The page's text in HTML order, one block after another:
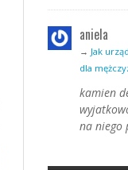
aniela
→ Jak
dla
kamien
na niego